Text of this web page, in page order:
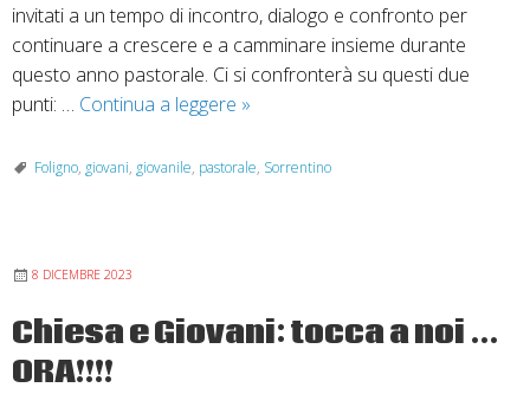
invitati a un tempo di incontro, dialogo e confronto per
continuare a crescere e a camminare insieme durante
questo anno pastorale. Ci si confronterà su questi due
punti: … Continua a leggere Incontro
della
»
Foligno, giovani, giovanile, pastorale, Sorrentino
8 DICEMBRE 2023
Chiesa e Giovani: tocca a noi …
ORA!!!!